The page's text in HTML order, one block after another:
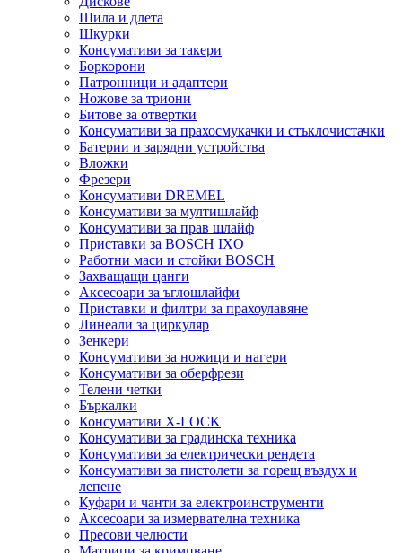
Шила и длета
Шкурки
Консумативи за такери
Боркорони
Патронници и адаптери
Ножове за триони
Битове за отвертки
Консумативи за прахосмукачки и стъклочистачки
Батерии и зарядни устройства
Вложки
Фрезери
Консумативи DREMEL
Консумативи за мултишлайф
Консумативи за прав шлайф
Приставки за BOSCH IXO
Работни маси и стойки BOSCH
Захващащи цанги
Аксесоари за ъглошлайфи
Приставки и филтри за прахоулавяне
Линеали за циркуляр
Зенкери
Консумативи за ножици и нагери
Консумативи за оберфрези
Телени четки
Бъркалки
Консумативи X-LOCK
Консумативи за градинска техника
Консумативи за електрически рендета
Консумативи за пистолети за горещ въздух и
лепене
Куфари и чанти за електроинструменти
Аксесоари за измервателна техника
Пресови челюсти